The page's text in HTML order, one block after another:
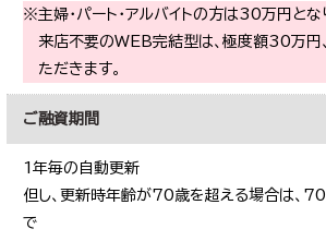
※主婦・パート・アルバイトの方は30万円とな
来店不要のWEB完結型は、極度額30万円
ただきます。
ご融資期間
1年毎の自動更新
但し、更新時年齢が70歳を超える場合は、
で